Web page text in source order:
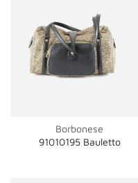
Borbonese
91010195 Bauletto